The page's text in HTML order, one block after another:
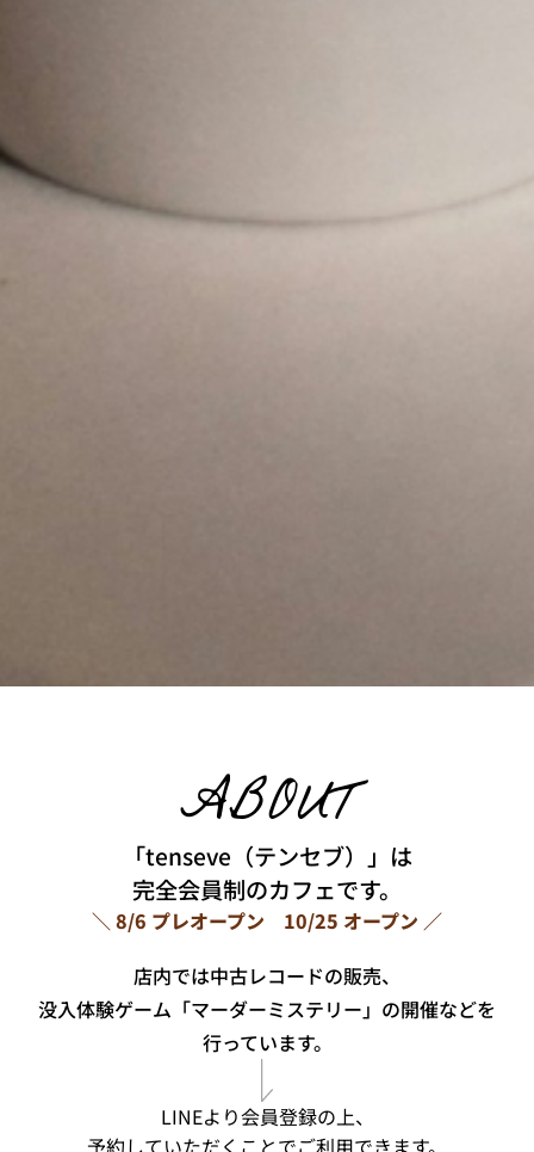
ABOUT
「tenseve（テンセブ）」は
完全会員制のカフェです。
＼ 8/6 プレオープン 10/25 オープン ／
店内では中古レコードの販売、
没入体験ゲーム「マーダーミステリー」の開催などを
行っています。
LINEより会員登録の上、
予約していただくことでご利用できます。